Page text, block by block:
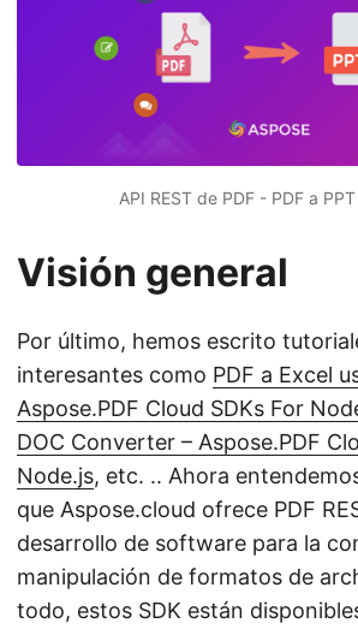
API REST de PDF - PDF a
Visión general
Por último, hemos escrito
interesantes como PDF a Excel
Aspose.PDF Cloud SDKs For
DOC Converter – Aspose.PDF
Node.js, etc. .. Ahora
que Aspose.cloud ofrece PDF
desarrollo de software para la
manipulación de formatos de
todo, estos SDK están